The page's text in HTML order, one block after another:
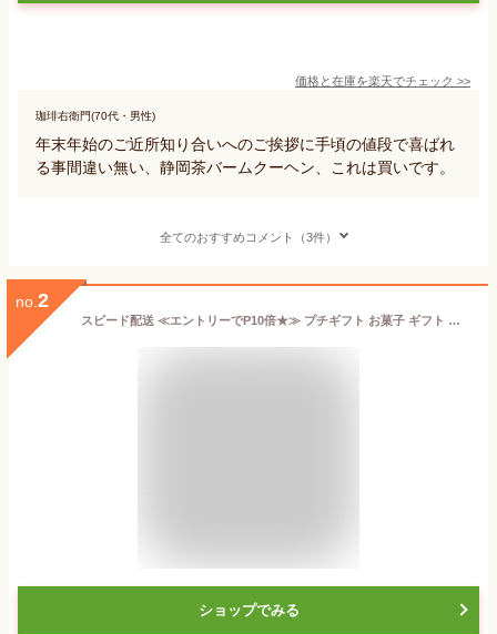
価格と在庫を楽天でチェック >>
珈琲右衛門(70代・男性)
年末年始のご近所知り合いへのご挨拶に手頃の値段で喜ばれ
る事間違い無い、静岡茶バームクーヘン、これは買いです。
全てのおすすめコメント（3件）
no. 2
スピード配送 ≪エントリーでP10倍★≫ プチギフト お菓子 ギフト いちごのサンドクッキー かわいい 送料無料 スイーツ お菓子 和菓子 洋菓子 ギフトセット プチギフト いちごBonBonBerry 人気 御歳暮ギフト お年賀 お歳暮ギフト プレゼント2025 伊豆村の駅
ショップでみる